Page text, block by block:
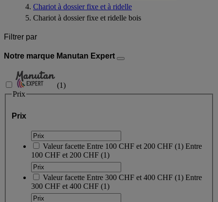
Chariot à dossier fixe et à ridelle
Chariot à dossier fixe et ridelle bois
Filtrer par
Notre marque Manutan Expert
(1)
Prix
Prix
Valeur facette Entre 100 CHF et 200 CHF (1) Entre
100 CHF et 200 CHF (1)
Valeur facette Entre 300 CHF et 400 CHF (1) Entre
300 CHF et 400 CHF (1)